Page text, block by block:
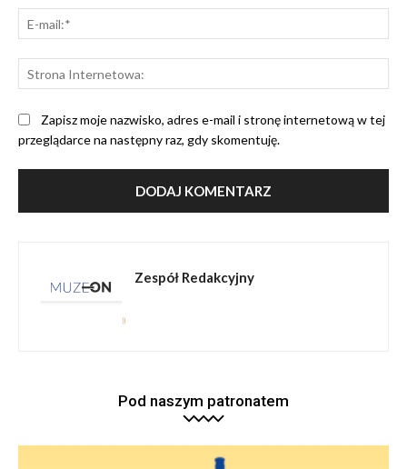
Zapisz moje nazwisko, adres e-mail i stronę internetową w tej
przeglądarce na następny raz, gdy skomentuję.
Zespół Redakcyjny
Pod naszym patronatem